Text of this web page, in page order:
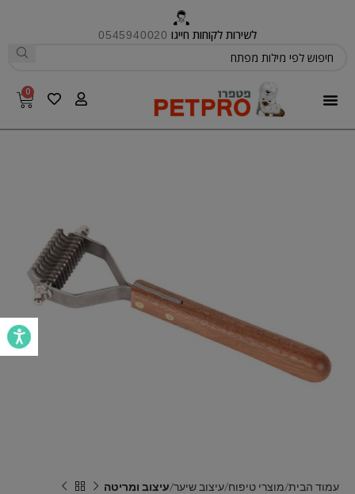
לשירות לקוחות חייגו 0545940020
0
עמוד הבית מוצרי טיפוח עיצוב שיער עיצוב ומריטה